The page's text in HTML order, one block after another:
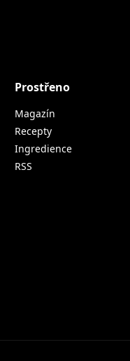
Prostřeno
Magazín
Recepty
Ingredience
RSS